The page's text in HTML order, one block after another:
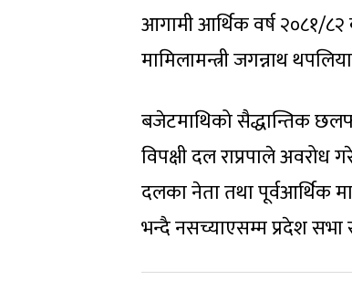
आगामी आर्थिक वर्ष २०८१/
मामिलामन्त्री जगन्नाथ
बजेटमाथिको सैद्धान्तिक
विपक्षी दल राप्रपाले
दलका नेता तथा पूर्वआर्थिक
भन्दै नसच्याएसम्म प्रदेश सभा